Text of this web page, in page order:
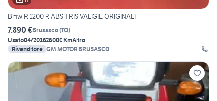
Bmw R 1200 R ABS TRIS VALIGIE ORIGINALI
7.890 €Brusasco(TO)
Usato04/201626000 KmAltro
Rivenditore GM MOTOR BRUSASCO